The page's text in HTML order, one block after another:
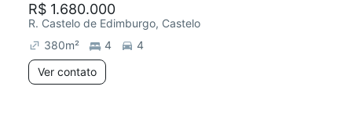
R$ 1.680.000
R. Castelo de Edimburgo, Castelo
380m² 4
4
Ver contato